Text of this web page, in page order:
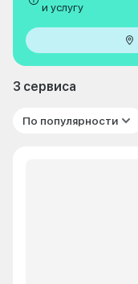
и услугу
3 сервиса
По популярности